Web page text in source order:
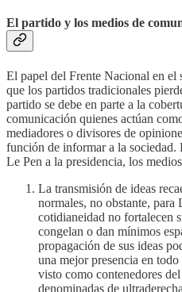
El partido y los medios de
El papel del Frente Nacional en el
que los partidos tradicionales
partido se debe en parte a la
comunicación quienes actúan
mediadores o divisores de
función de informar a la sociedad.
Le Pen a la presidencia, los
La transmisión de ideas
normales, no obstante, para
cotidianeidad no fortalecen
congelan o dan mínimos
propagación de sus ideas
una mejor presencia en
visto como contenedores
denominadas de